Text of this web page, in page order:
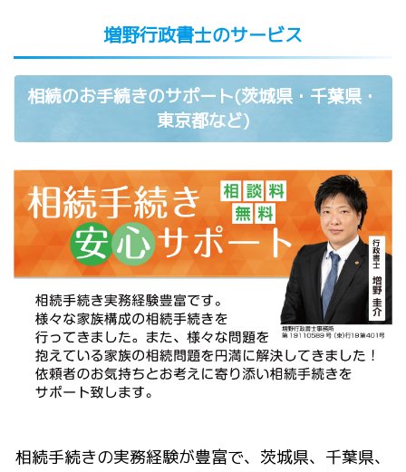
増野行政書士のサービス
相続のお手続きのサポート(茨城県・千葉県・
東京都など)
相続手続きの実務経験が豊富で、茨城県、千葉県、